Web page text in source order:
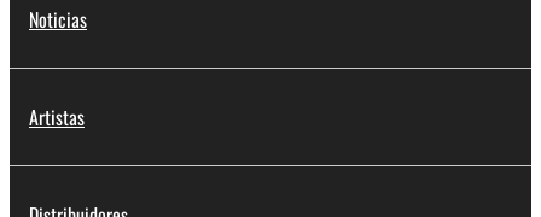
Noticias
Artistas